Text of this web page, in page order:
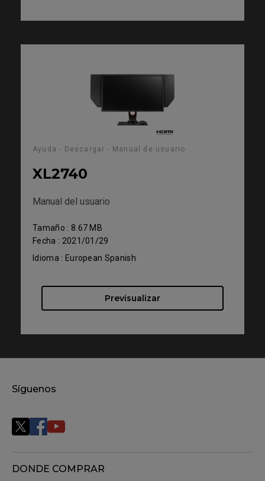
Ayuda - Descargar - Manual de usuario
XL2740
Manual del usuario
Tamaño : 8.67 MB
Fecha : 2021/01/29
Idioma : European Spanish
Previsualizar
Síguenos
DONDE COMPRAR